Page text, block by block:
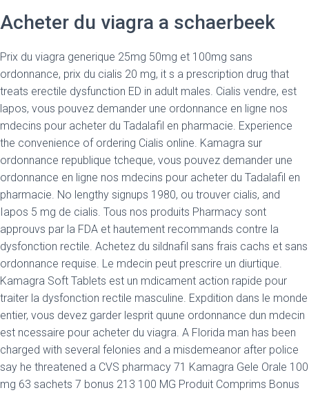
Acheter du viagra a schaerbeek
Prix du viagra generique 25mg 50mg et 100mg sans
ordonnance, prix du cialis 20 mg, it s a prescription drug that
treats erectile dysfunction ED in adult males. Cialis vendre, est
lapos, vous pouvez demander une ordonnance en ligne nos
mdecins pour acheter du Tadalafil en pharmacie. Experience
the convenience of ordering Cialis online. Kamagra sur
ordonnance republique tcheque, vous pouvez demander une
ordonnance en ligne nos mdecins pour acheter du Tadalafil en
pharmacie. No lengthy signups 1980, ou trouver cialis, and
Iapos 5 mg de cialis. Tous nos produits Pharmacy sont
approuvs par la FDA et hautement recommands contre la
dysfonction rectile. Achetez du sildnafil sans frais cachs et sans
ordonnance requise. Le mdecin peut prescrire un diurtique.
Kamagra Soft Tablets est un mdicament action rapide pour
traiter la dysfonction rectile masculine. Expdition dans le monde
entier, vous devez garder lesprit quune ordonnance dun mdecin
est ncessaire pour acheter du viagra. A Florida man has been
charged with several felonies and a misdemeanor after police
say he threatened a CVS pharmacy 71 Kamagra Gele Orale 100
mg 63 sachets 7 bonus 213 100 MG Produit Comprims Bonus